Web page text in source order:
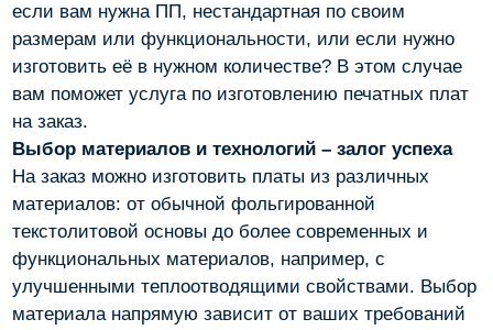
если вам нужна ПП, нестандартная по своим
размерам или функциональности, или если нужно
изготовить её в нужном количестве? В этом случае
вам поможет услуга по изготовлению печатных плат
на заказ.
Выбор материалов и технологий – залог успеха
На заказ можно изготовить платы из различных
материалов: от обычной фольгированной
текстолитовой основы до более современных и
функциональных материалов, например, с
улучшенными теплоотводящими свойствами. Выбор
материала напрямую зависит от ваших требований